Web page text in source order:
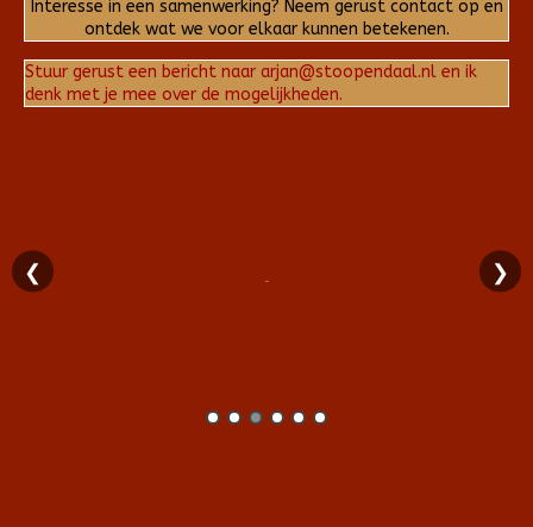
Interesse in een samenwerking? Neem gerust contact op en
ontdek wat we voor elkaar kunnen betekenen.
Stuur gerust een bericht naar arjan@stoopendaal.nl en ik
denk met je mee over de mogelijkheden.
❮ ❯